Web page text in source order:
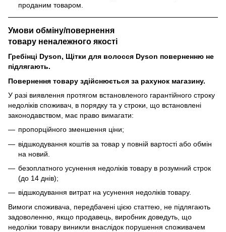
проданим товаром.
Умови обміну/повернення
товару неналежного якості
Гребінці Dyson, Щітки для волосся Dyson поверненню не
підлягають.
Повернення товару здійснюється за рахунок магазину.
У разі виявлення протягом встановленого гарантійного строку
недоліків споживач, в порядку та у строки, що встановлені
законодавством, має право вимагати:
пропорційного зменшення ціни;
відшкодування коштів за товар у повній вартості або обмін
на новий.
безоплатного усунення недоліків товару в розумний строк
(до 14 днів);
відшкодування витрат на усунення недоліків товару.
Вимоги споживача, передбачені цією статтею, не підлягають
задоволенню, якщо продавець, виробник доведуть, що
недоліки товару виникли внаслідок порушення споживачем